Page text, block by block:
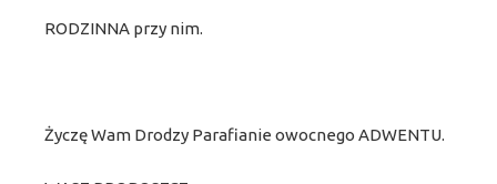
RODZINNA przy nim.
Życzę Wam Drodzy Parafianie owocnego ADWENTU.